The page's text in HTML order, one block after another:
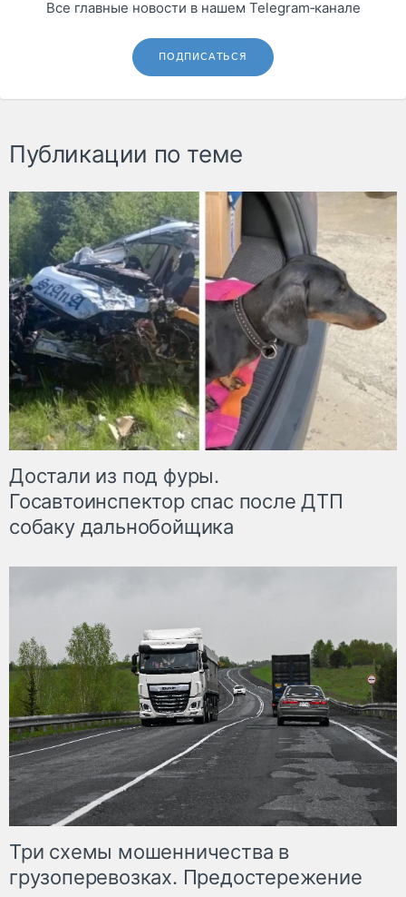
Все главные новости в нашем Telegram‑канале
ПОДПИСАТЬСЯ
Публикации по теме
Достали из под фуры.
Госавтоинспектор спас после ДТП
собаку дальнобойщика
Три схемы мошенничества в
грузоперевозках. Предостережение